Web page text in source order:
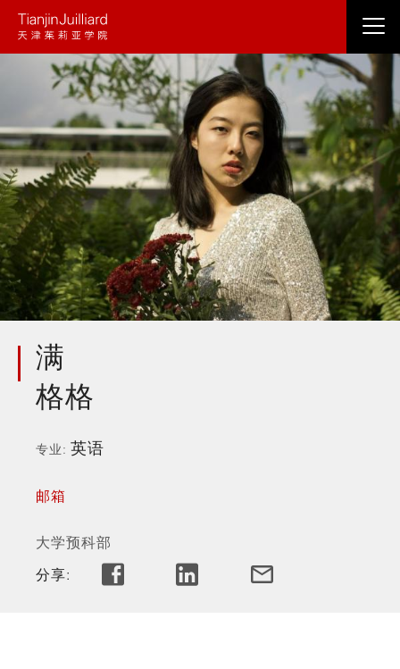
内
容
满
格格
专业 英语
邮箱
大学预科部
分享: